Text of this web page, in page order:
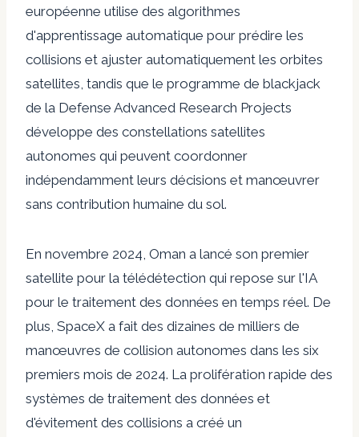
européenne utilise des algorithmes
d'apprentissage automatique pour prédire les
collisions et ajuster automatiquement les orbites
satellites, tandis que le programme de blackjack
de la Defense Advanced Research Projects
développe des constellations satellites
autonomes qui peuvent coordonner
indépendamment leurs décisions et manœuvrer
sans contribution humaine du sol.
En novembre 2024, Oman a lancé son premier
satellite pour la télédétection qui repose sur l'IA
pour le traitement des données en temps réel. De
plus, SpaceX a fait des dizaines de milliers de
manœuvres de collision autonomes dans les six
premiers mois de 2024. La prolifération rapide des
systèmes de traitement des données et
d'évitement des collisions a créé un